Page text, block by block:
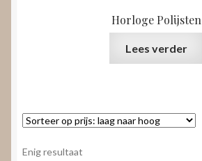
Horloge Polijsten
Lees verder
Enig resultaat